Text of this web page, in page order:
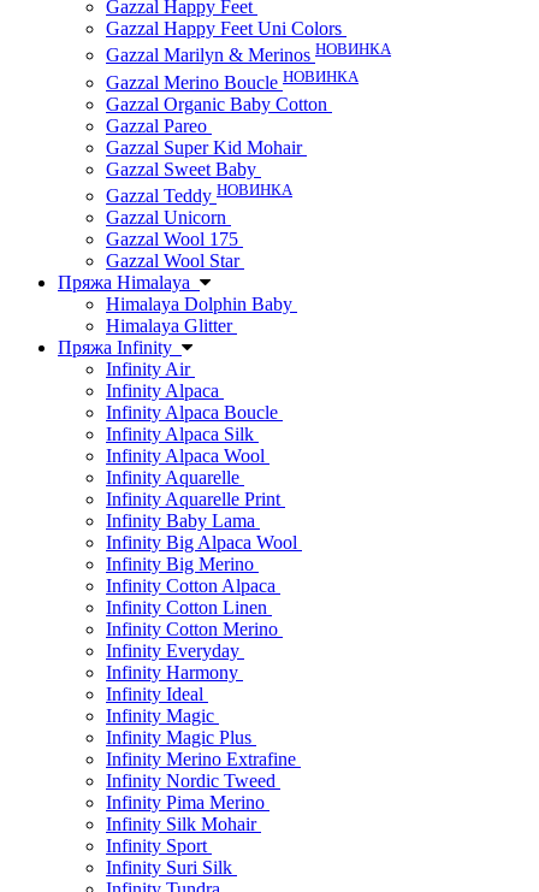
Gazzal Happy Feet
Gazzal Happy Feet Uni Colors
Gazzal Marilyn & Merinos НОВИНКА
Gazzal Merino Boucle НОВИНКА
Gazzal Organic Baby Cotton
Gazzal Pareo
Gazzal Super Kid Mohair
Gazzal Sweet Baby
Gazzal Teddy НОВИНКА
Gazzal Unicorn
Gazzal Wool 175
Gazzal Wool Star
Пряжа Himalaya
Himalaya Dolphin Baby
Himalaya Glitter
Пряжа Infinity
Infinity Air
Infinity Alpaca
Infinity Alpaca Boucle
Infinity Alpaca Silk
Infinity Alpaca Wool
Infinity Aquarelle
Infinity Aquarelle Print
Infinity Baby Lama
Infinity Big Alpaca Wool
Infinity Big Merino
Infinity Cotton Alpaca
Infinity Cotton Linen
Infinity Cotton Merino
Infinity Everyday
Infinity Harmony
Infinity Ideal
Infinity Magic
Infinity Magic Plus
Infinity Merino Extrafine
Infinity Nordic Tweed
Infinity Pima Merino
Infinity Silk Mohair
Infinity Sport
Infinity Suri Silk